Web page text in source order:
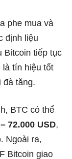
phe mua và
định liệu
Bitcoin tiếp tục
là tín hiệu tốt
đà tăng.
BTC có thể
72.000 USD,
Ngoài ra,
Bitcoin giao